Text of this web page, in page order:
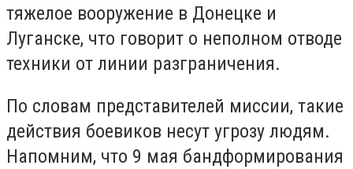
тяжелое вооружение в Донецке и
Луганске, что говорит о неполном отводе
техники от линии разграничения.
По словам представителей миссии, такие
действия боевиков несут угрозу людям.
Напомним, что 9 мая бандформирования